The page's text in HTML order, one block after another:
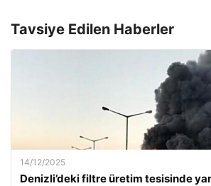
Tavsiye Edilen Haberler
14/12/2025
Denizli’deki filtre üretim tesisinde